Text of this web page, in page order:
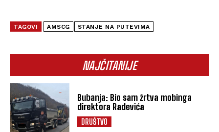
NAJČITANIJE
Bubanja: Bio sam žrtva mobinga
direktora Radevića
DRUŠTVO
TAGOVI AMSCG STANJE NA PUTEVIMA